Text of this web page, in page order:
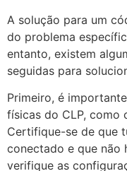
A solução para um
do problema
entanto, existem
seguidas para
Primeiro, é
físicas do CLP, como
Certifique-se de que
conectado e que não
verifique as